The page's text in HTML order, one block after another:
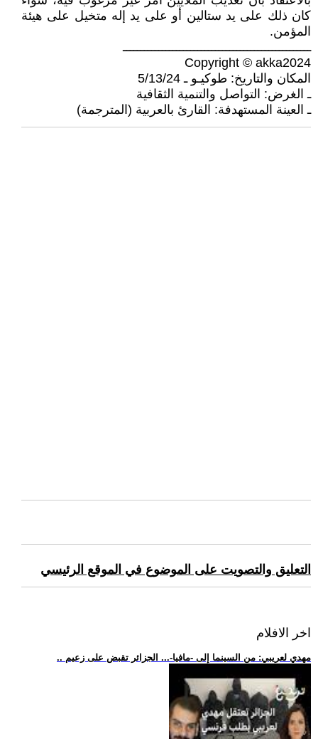
كان ذلك على يد ستالين أو على يد إله متخيل على هيئة
المؤمن.
ـــــــــــــــــــــــــــــــــــــــــــــــــــــ
Copyright © akka2024
المكان والتاريخ: طوكيـو ـ 5/13/24
ـ الغرض: التواصل والتنمية الثقافية
ـ العينة المستهدفة: القارئ بالعربية (المترجمة)
التعليق والتصويت على الموضوع في الموقع الرئيسي
اخر الافلام
.. مهدي لعريبي: من السينما إلى -مافيا-... الجزائر تقبض على زعيم